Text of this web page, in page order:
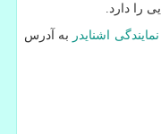
را دارد.
نمایندگی اشنایدر به آدرس